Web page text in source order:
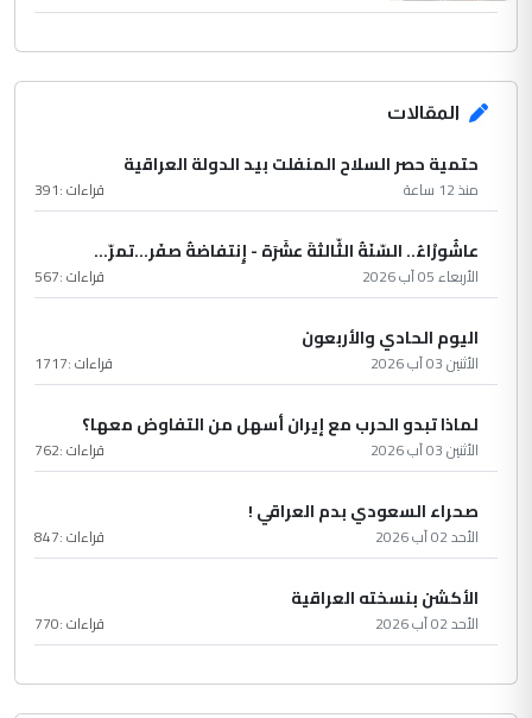
المقالات
حتمية حصر السلاح المنفلت بيد الدولة العراقية
منذ 12 ساعة قراءات :391
عاشُورْاءُ.. السّنَةُ الثّالثةَ عشَرَة - إِنتفاضةُ صفَر…تمرّ...
الأربعاء 05 آب 2026 قراءات :567
اليوم الحادي والأربعون
الأثنين 03 آب 2026 قراءات :1717
لماذا تبدو الحرب مع إيران أسهل من التفاوض معها؟
الأثنين 03 آب 2026 قراءات :762
صحراء السعودي بدم العراقي !
الأحد 02 آب 2026 قراءات :847
الأكشن بنسخته العراقية
الأحد 02 آب 2026 قراءات :770